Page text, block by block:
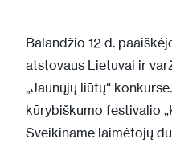
Balandžio 12 d.
atstovaus Lietuvai ir
„Jaunųjų liūtų“
kūrybiškumo festivalio
Sveikiname laimėtojų